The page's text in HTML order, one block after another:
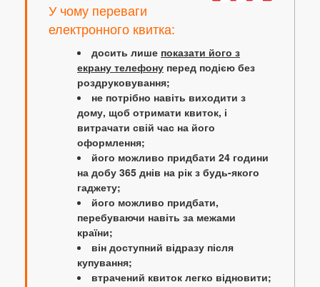
У чому переваги
електронного квитка:
досить лише показати його з
екрану телефону перед подією без
роздруковування;
не потрібно навіть виходити з
дому, щоб отримати квиток, і
витрачати свій час на його
оформлення;
його можливо придбати 24 години
на добу 365 днів на рік з будь-якого
гаджету;
його можливо придбати,
перебуваючи навіть за межами
країни;
він доступний відразу після
купування;
втрачений квиток легко відновити;